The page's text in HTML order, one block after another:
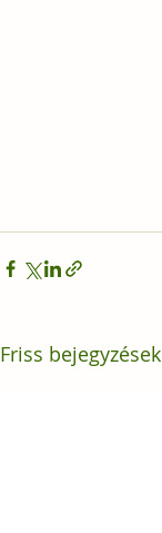
Friss bejegyzések